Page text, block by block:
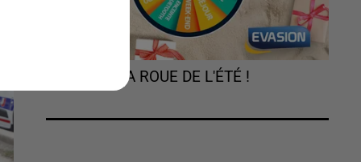
TOURNEZ LA ROUE DE L'ÉTÉ !